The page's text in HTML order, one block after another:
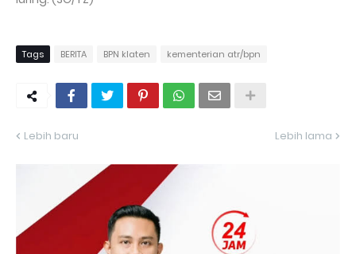
Tags BERITA BPN klaten kementerian atr/bpn
Lebih baru Lebih lama